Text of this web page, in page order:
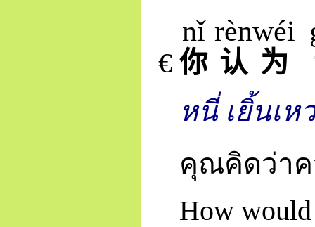
€ 你
nǐ
认
rèn
为
wéi
หนี่ เยิ้นเห
คุณคิดว่าค
How